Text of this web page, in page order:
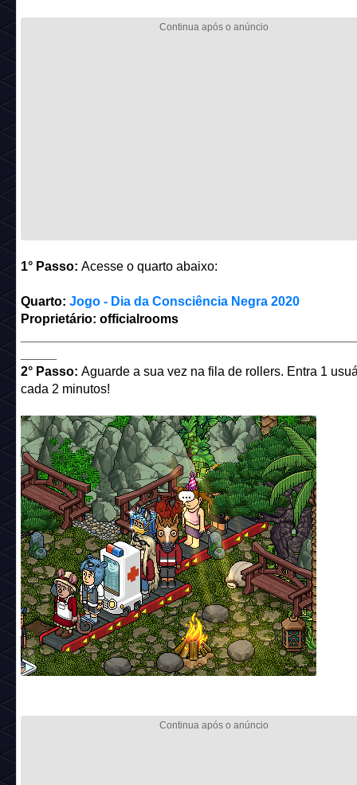
1° Passo: Acesse o quarto abaixo:
Quarto: Jogo - Dia da Consciência Negra 2020
Proprietário: officialrooms
2° Passo: Aguarde a sua vez na fila de rollers. Entra 1
cada 2 minutos!